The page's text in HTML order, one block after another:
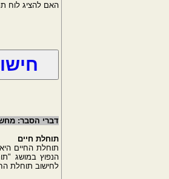
האם להציג לוח
דברי הסבר:
תוחלת חיים
תוחלת החיים
הנפוץ במושג
לחישוב תוחלת